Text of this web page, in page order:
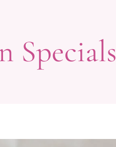
Specials